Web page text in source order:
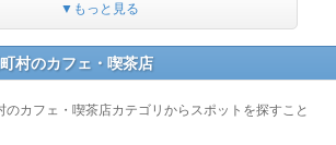
▼もっと見る
村のカフェ・喫茶店
のカフェ・喫茶店カテゴリからスポットを探すこと